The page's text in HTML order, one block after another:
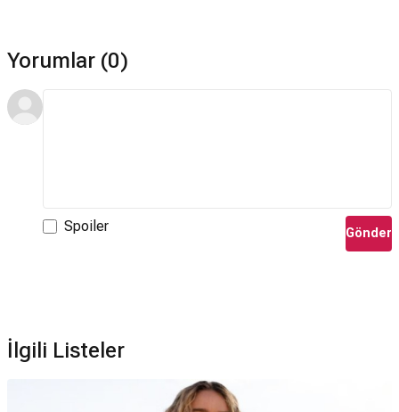
Yorumlar (0)
Spoiler Gönder
İlgili Listeler